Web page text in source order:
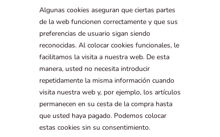
Algunas cookies aseguran que ciertas partes
de la web funcionen correctamente y que sus
preferencias de usuario sigan siendo
reconocidas. Al colocar cookies funcionales, le
facilitamos la visita a nuestra web. De esta
manera, usted no necesita introducir
repetidamente la misma información cuando
visita nuestra web y, por ejemplo, los artículos
permanecen en su cesta de la compra hasta
que usted haya pagado. Podemos colocar
estas cookies sin su consentimiento.